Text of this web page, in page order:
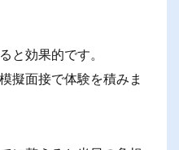
と効果的です。
擬面接で体験を積みま